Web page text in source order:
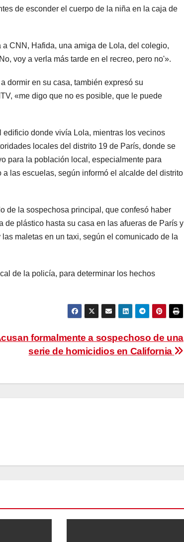
de esconder el cuerpo de la niña en la caja de
CNN, Hafida, una amiga de Lola, del colegio,
voy a verla más tarde en el recreo, pero no'».
dormir en su casa, también expresó su
«me digo que no es posible, que le puede
edificio donde vivía Lola, mientras los vecinos
locales del distrito 19 de París, donde se
para la población local, especialmente para
las escuelas, según informó el alcalde del distrito
de la sospechosa principal, que confesó haber
de plástico hasta su casa en las afueras de París y
maletas en un taxi, según el comunicado de la
de la policía, para determinar los hechos
formalmente a sospechoso de una
serie de homicidios en California